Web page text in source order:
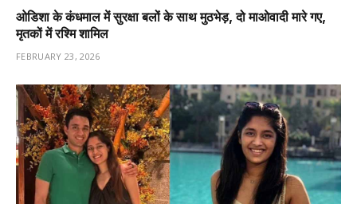
ओडिशा के कंधमाल में सुरक्षा बलों के साथ मुठभेड़, दो माओवादी मारे गए,
मृतकों में रश्मि शामिल
FEBRUARY 23, 2026